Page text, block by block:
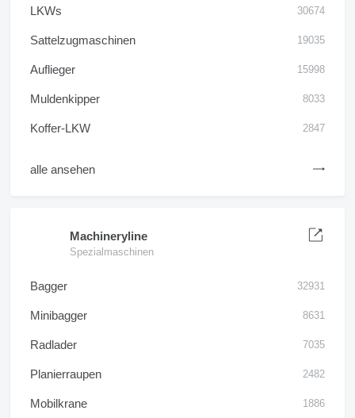
LKWs 30674
Sattelzugmaschinen 19035
Auflieger 15998
Muldenkipper 8033
Koffer-LKW 2847
alle ansehen
Machineryline
Spezialmaschinen
Bagger 32931
Minibagger 8631
Radlader 7035
Planierraupen 2482
Mobilkrane 1886